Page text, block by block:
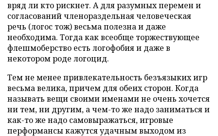
вряд ли кто рискнет. А для разумных перемен и
согласований членораздельная человеческая
речь (логос тож) весьма полезна и даже
необходима. Тогда как всеобще торжествующее
флешмоберство есть логофобия и даже в
некотором роде логоцид.
Тем не менее привлекательность безъязыких игр
весьма велика, причем для обеих сторон. Когда
называть вещи своими именами не очень хочется
ни тем, ни другим, а чем-то же надо заниматься и
как-то же надо самовыражаться, игровые
перформансы кажутся удачным выходом из